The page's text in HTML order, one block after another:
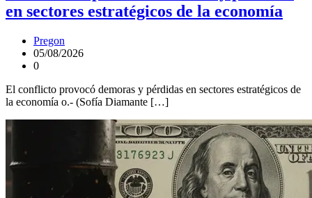
en sectores estratégicos de la economía
Pregon
05/08/2026
0
El conflicto provocó demoras y pérdidas en sectores estratégicos de
la economía o.- (Sofía Diamante […]